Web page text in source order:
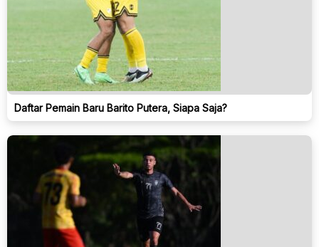
Daftar Pemain Baru Barito Putera, Siapa Saja?